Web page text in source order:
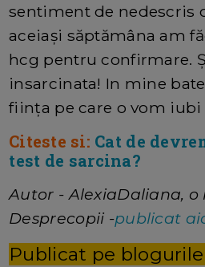
sentiment de nedescris
aceiași săptămâna am
hcg pentru confirmare.
insarcinata! In mine
ființa pe care o vom
Citeste si: Cat de
test de sarcina?
Autor - AlexiaDaliana,
Desprecopii -publicat
Publicat pe